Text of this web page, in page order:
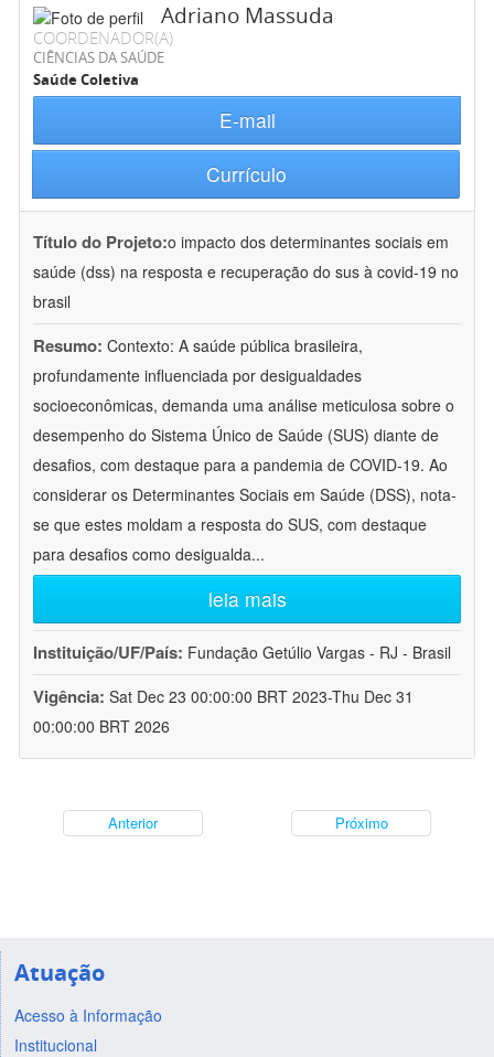
Adriano Massuda
COORDENADOR(A)
CIÊNCIAS DA SAÚDE
Saúde Coletiva
E-mail
Currículo
Título do Projeto:o impacto dos determinantes sociais em
saúde (dss) na resposta e recuperação do sus à covid-19 no
brasil
Resumo: Contexto: A saúde pública brasileira,
profundamente influenciada por desigualdades
socioeconômicas, demanda uma análise meticulosa sobre o
desempenho do Sistema Único de Saúde (SUS) diante de
desafios, com destaque para a pandemia de COVID-19. Ao
considerar os Determinantes Sociais em Saúde (DSS), nota-
se que estes moldam a resposta do SUS, com destaque
para desafios como desigualda...
leia mais
Instituição/UF/País: Fundação Getúlio Vargas - RJ - Brasil
Vigência: Sat Dec 23 00:00:00 BRT 2023-Thu Dec 31
00:00:00 BRT 2026
Anterior Próximo
Atuação
Acesso à Informação
Institucional